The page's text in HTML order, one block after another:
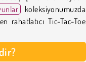
koleksiyonumuzda
rahatlatıcı Tic-Tac-Toe